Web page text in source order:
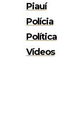
Piauí
Polícia
Política
Vídeos